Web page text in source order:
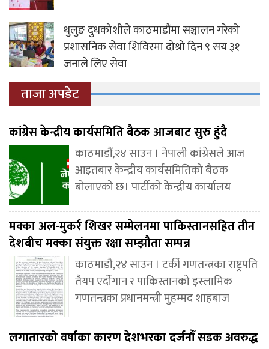
थुलुङ दुधकोशीले काठमाडौंमा सञ्चालन गरेको
प्रशासनिक सेवा शिविरमा दोश्रो दिन ९ सय ३१
जनाले लिए सेवा
ताजा अपडेट
कांग्रेस केन्द्रीय कार्यसमिति बैठक आजबाट सुरु हुंदै
काठमाडौं,२४ साउन । नेपाली कांग्रेसले आज
आइतबार केन्द्रीय कार्यसमितिको बैठक
बोलाएको छ। पार्टीको केन्द्रीय कार्यालय
मक्का अल-मुकर्र शिखर सम्मेलनमा पाकिस्तानसहित तीन
देशबीच मक्का संयुक्त रक्षा सम्झौता सम्पन्न
काठमाडौ,२४ साउन । टर्की गणतन्त्रका राष्ट्रपति
तैयप एर्दोगान र पाकिस्तानको इस्लामिक
गणतन्त्रका प्रधानमन्त्री मुहम्मद शाहबाज
लगातारको वर्षाका कारण देशभरका दर्जनौँ सडक अवरुद्ध